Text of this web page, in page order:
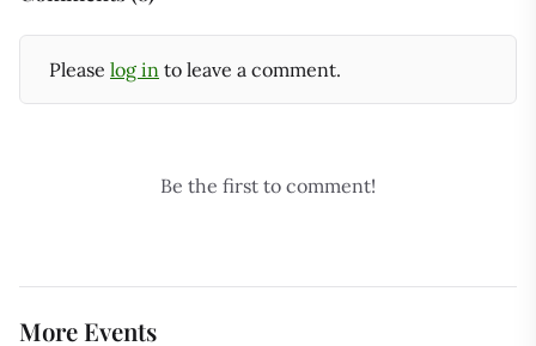
Please log in to leave a comment.
Be the first to comment!
More Events